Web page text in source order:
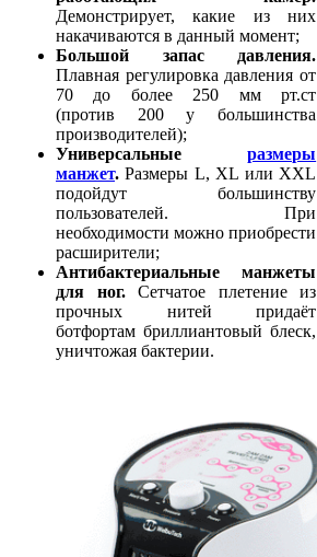
Демонстрирует, какие из них
накачиваются в данный момент;
Большой запас давления.
Плавная регулировка давления от
70 до более 250 мм рт.ст
(против 200 у большинства
производителей);
Универсальныеразмеры
манжет.Размеры L, XL или XXL
подойдут большинству
пользователей. При
необходимости можно приобрести
расширители;
Антибактериальные манжеты
для ног.Сетчатое плетение из
прочных нитей придаёт
ботфортам бриллиантовый блеск,
уничтожая бактерии.